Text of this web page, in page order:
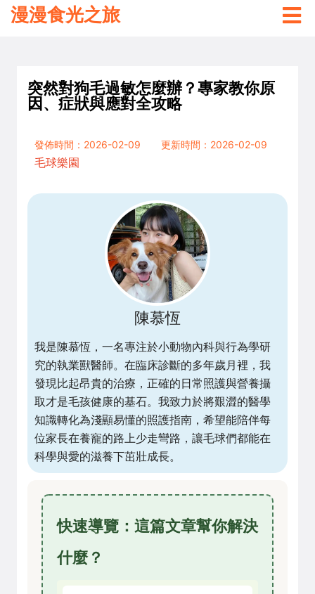
漫漫食光之旅
突然對狗毛過敏怎麼辦？專家教你原
因、症狀與應對全攻略
發佈時間：2026-02-09
更新時間：2026-02-09
毛球樂園
陳慕恆
我是陳慕恆，一名專注於小動物內科與行為學研
究的執業獸醫師。在臨床診斷的多年歲月裡，我
發現比起昂貴的治療，正確的日常照護與營養攝
取才是毛孩健康的基石。我致力於將艱澀的醫學
知識轉化為淺顯易懂的照護指南，希望能陪伴每
位家長在養寵的路上少走彎路，讓毛球們都能在
科學與愛的滋養下茁壯成長。
快速導覽：這篇文章幫你解決
什麼？